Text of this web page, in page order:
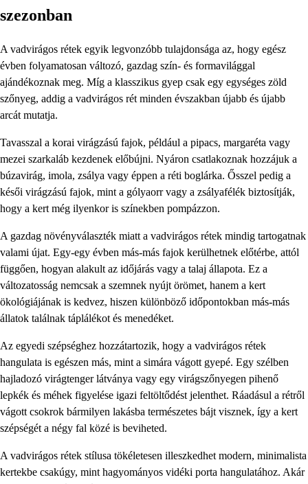
szezonban
A vadvirágos rétek egyik legvonzóbb tulajdonsága az, hogy egész
évben folyamatosan változó, gazdag szín- és formavilággal
ajándékoznak meg. Míg a klasszikus gyep csak egy egységes zöld
szőnyeg, addig a vadvirágos rét minden évszakban újabb és újabb
arcát mutatja.
Tavasszal a korai virágzású fajok, például a pipacs, margaréta vagy
mezei szarkaláb kezdenek előbújni. Nyáron csatlakoznak hozzájuk a
búzavirág, imola, zsálya vagy éppen a réti boglárka. Ősszel pedig a
késői virágzású fajok, mint a gólyaorr vagy a zsályafélék biztosítják,
hogy a kert még ilyenkor is színekben pompázzon.
A gazdag növényválaszték miatt a vadvirágos rétek mindig tartogatnak
valami újat. Egy-egy évben más-más fajok kerülhetnek előtérbe, attól
függően, hogyan alakult az időjárás vagy a talaj állapota. Ez a
változatosság nemcsak a szemnek nyújt örömet, hanem a kert
ökológiájának is kedvez, hiszen különböző időpontokban más-más
állatok találnak táplálékot és menedéket.
Az egyedi szépséghez hozzátartozik, hogy a vadvirágos rétek
hangulata is egészen más, mint a simára vágott gyepé. Egy szélben
hajladozó virágtenger látványa vagy egy virágszőnyegen pihenő
lepkék és méhek figyelése igazi feltöltődést jelenthet. Ráadásul a rétről
vágott csokrok bármilyen lakásba természetes bájt visznek, így a kert
szépségét a négy fal közé is beviheted.
A vadvirágos rétek stílusa tökéletesen illeszkedhet modern, minimalista
kertekbe csakúgy, mint hagyományos vidéki porta hangulatához. Akár